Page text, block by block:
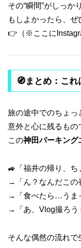
その“瞬間”がしっか
もしよかったら、ぜ
👉（※ここに
🧭まとめ：こ
旅の途中でのちょっ
意外と心に残るもの
この神田パーキング
🚙「福井の帰り、ち
→「ん？なんだこの
→「食べたら…うま
→「あ、Vlog撮ろう
そんな偶然の流れで